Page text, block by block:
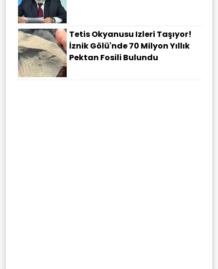
Tetis Okyanusu Izleri Taşıyor!
İznik Gölü'nde 70 Milyon Yıllık
Pektan Fosili Bulundu